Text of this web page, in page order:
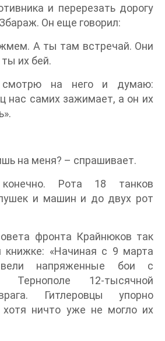
и перерезать дорогу
Он еще говорил:
А ты там встречай. Они
их бей.
на него и думаю:
самих зажимает, а он их
на меня? – спрашивает.
Рота 18 танков
и машин и до двух рот
фронта Крайнюков так
книжке: «Начиная с 9 марта
напряженные бои с
Тернополе 12-тысячной
Гитлеровцы упорно
хотя ничто уже не могло их